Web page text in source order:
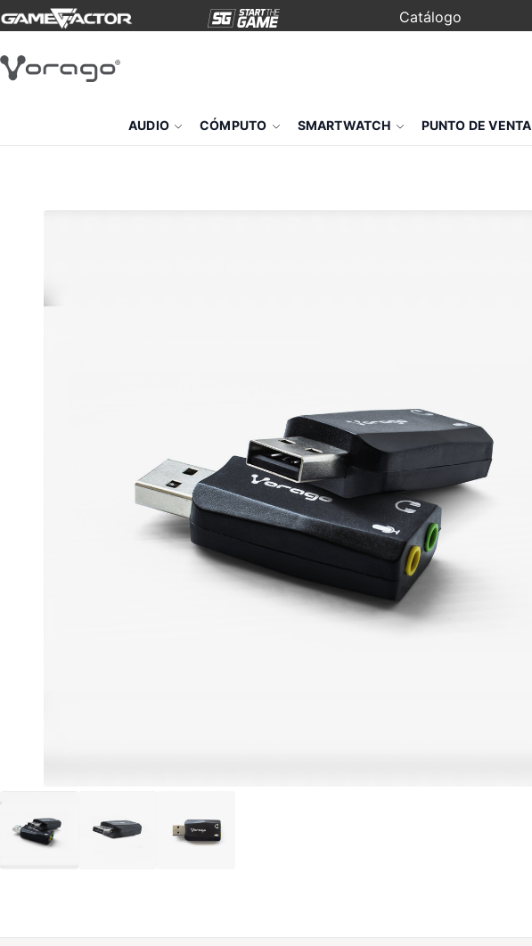
Catálogo
AUDIO CÓMPUTO SMARTWATCH PUNTO DE VENTA